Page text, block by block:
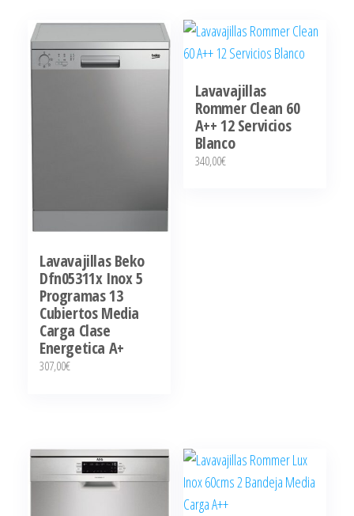
Lavavajillas Beko
Dfn05311x Inox 5
Programas 13
Cubiertos Media
Carga Clase
Energetica A+
307,00€
Lavavajillas
Rommer Clean 60
A++ 12 Servicios
Blanco
340,00€